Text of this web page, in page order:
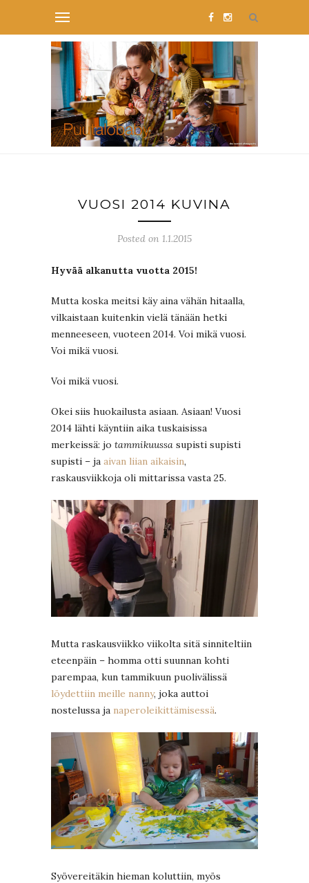
VUOSI 2014 KUVINA
Posted on 1.1.2015
Hyvää alkanutta vuotta 2015!
Mutta koska meitsi käy aina vähän hitaalla,
vilkaistaan kuitenkin vielä tänään hetki
menneeseen, vuoteen 2014. Voi mikä vuosi.
Voi mikä vuosi.
Voi mikä vuosi.
Okei siis huokailusta asiaan. Asiaan! Vuosi
2014 lähti käyntiin aika tuskaisissa
merkeissä: jo tammikuussa supisti supisti
supisti – ja aivan liian aikaisin,
raskausviikkoja oli mittarissa vasta 25.
Mutta raskausviikko viikolta sitä sinniteltiin
eteenpäin – homma otti suunnan kohti
parempaa, kun tammikuun puolivälissä
löydettiin meille nanny, joka auttoi
nostelussa ja naperoleikittämisessä.
Syövereitäkin hieman koluttiin, myös